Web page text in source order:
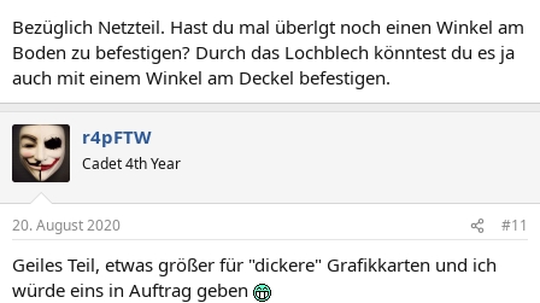
Bezüglich Netzteil. Hast du mal überlgt noch einen Winkel am
Boden zu befestigen? Durch das Lochblech könntest du es ja
auch mit einem Winkel am Deckel befestigen.
r4pFTW
Cadet 4th Year
20. August 2020 #11
Geiles Teil, etwas größer für "dickere" Grafikkarten und ich
würde eins in Auftrag geben